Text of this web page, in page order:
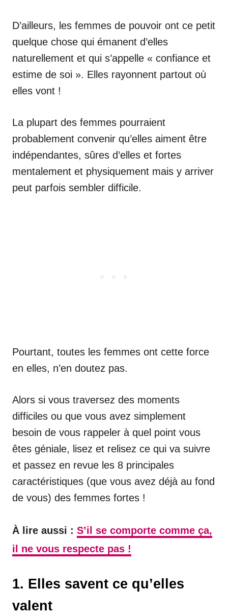
D’ailleurs, les femmes de pouvoir ont ce petit
quelque chose qui émanent d’elles
naturellement et qui s’appelle « confiance et
estime de soi ». Elles rayonnent partout où
elles vont !
La plupart des femmes pourraient
probablement convenir qu’elles aiment être
indépendantes, sûres d’elles et fortes
mentalement et physiquement mais y arriver
peut parfois sembler difficile.
Pourtant, toutes les femmes ont cette force
en elles, n’en doutez pas.
Alors si vous traversez des moments
difficiles ou que vous avez simplement
besoin de vous rappeler à quel point vous
êtes géniale, lisez et relisez ce qui va suivre
et passez en revue les 8 principales
caractéristiques (que vous avez déjà au fond
de vous) des femmes fortes !
À lire aussi : S’il se comporte comme ça,
il ne vous respecte pas !
1. Elles savent ce qu’elles
valent